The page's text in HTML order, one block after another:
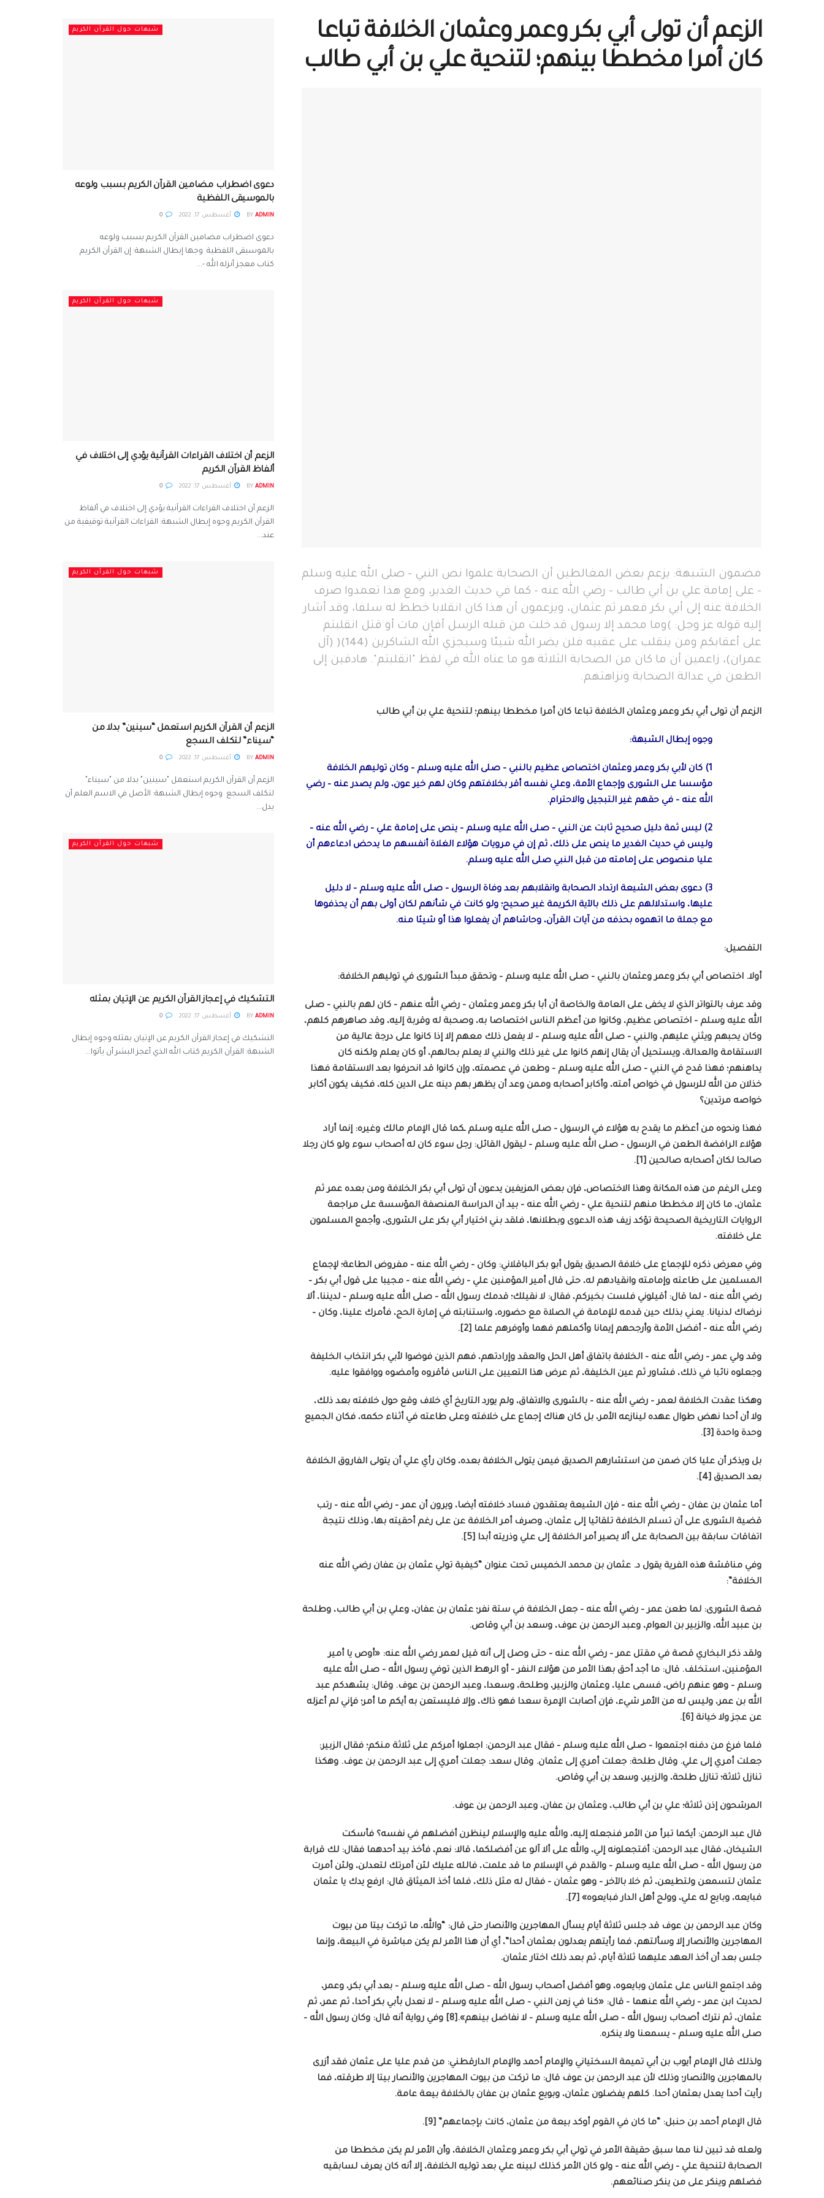
الزعم أن تولى أبي بكر وعمر وعثمان الخلافة تباعا
كان أمرا مخططا بينهم؛ لتنحية علي بن أبي طالب
مضمون الشبهة: يزعم بعض المغالطين أن الصحابة علموا نص النبي - صلى الله عليه وسلم
- على إمامة علي بن أبي طالب - رضي الله عنه - كما في حديث الغدير، ومع هذا تعمدوا صرف
الخلافة عنه إلى أبي بكر فعمر ثم عثمان، ويزعمون أن هذا كان انقلابا خطط له سلفا، وقد أشار
إليه قوله عز وجل: )وما محمد إلا رسول قد خلت من قبله الرسل أفإن مات أو قتل انقلبتم
على أعقابكم ومن ينقلب على عقبيه فلن يضر الله شيئا وسيجزي الله الشاكرين (144)( (آل
عمران)، زاعمين أن ما كان من الصحابة الثلاثة هو ما عناه الله في لفظ "انقلبتم". هادفين إلى
الطعن في عدالة الصحابة ونزاهتهم.
الزعم أن تولى أبي بكر وعمر وعثمان الخلافة تباعا كان أمرا مخططا بينهم؛ لتنحية علي بن أبي طالب
وجوه إبطال الشبهة:
1) كان لأبي بكر وعمر وعثمان اختصاص عظيم بالنبي – صلى الله عليه وسلم – وكان توليهم الخلافة
مؤسسا على الشورى وإجماع الأمة، وعلي نفسه أقر بخلافتهم وكان لهم خير عون، ولم يصدر عنه – رضي
الله عنه – في حقهم غير التبجيل والاحترام.
2) ليس ثمة دليل صحيح ثابت عن النبي – صلى الله عليه وسلم – ينص على إمامة علي – رضي الله عنه –
وليس في حديث الغدير ما ينص على ذلك، ثم إن في مرويات هؤلاء الغلاة أنفسهم ما يدحض ادعاءهم أن
عليا منصوص على إمامته من قبل النبي صلى الله عليه وسلم.
3) دعوى بعض الشيعة ارتداد الصحابة وانقلابهم بعد وفاة الرسول – صلى الله عليه وسلم – لا دليل
عليها، واستدلالهم على ذلك بالآية الكريمة غير صحيح؛ ولو كانت في شأنهم لكان أولى بهم أن يحذفوها
مع جملة ما اتهموه بحذفه من آيات القرآن، وحاشاهم أن يفعلوا هذا أو شيئا منه.
التفصيل:
أولا. اختصاص أبي بكر وعمر وعثمان بالنبي – صلى الله عليه وسلم – وتحقق مبدأ الشورى في توليهم الخلافة:
وقد عرف بالتواتر الذي لا يخفى على العامة والخاصة أن أبا بكر وعمر وعثمان – رضي الله عنهم – كان لهم بالنبي – صلى
الله عليه وسلم – اختصاص عظيم، وكانوا من أعظم الناس اختصاصا به، وصحبة له وقربة إليه، وقد صاهرهم كلهم،
وكان يحبهم ويثني عليهم، والنبي – صلى الله عليه وسلم – لا يفعل ذلك معهم إلا إذا كانوا على درجة عالية من
الاستقامة والعدالة، ويستحيل أن يقال إنهم كانوا على غير ذلك والنبي لا يعلم بحالهم، أو كان يعلم ولكنه كان
يداهنهم؛ فهذا قدح في النبي – صلى الله عليه وسلم – وطعن في عصمته، وإن كانوا قد انحرفوا بعد الاستقامة فهذا
خذلان من الله للرسول في خواص أمته، وأكابر أصحابه وممن وعد أن يظهر بهم دينه على الدين كله، فكيف يكون أكابر
خواصه مرتدين؟
فهذا ونحوه من أعظم ما يقدح به هؤلاء في الرسول – صلى الله عليه وسلم ـكما قال الإمام مالك وغيره: إنما أراد
هؤلاء الرافضة الطعن في الرسول – صلى الله عليه وسلم – ليقول القائل: رجل سوء كان له أصحاب سوء ولو كان رجلا
صالحا لكان أصحابه صالحين [1].
وعلى الرغم من هذه المكانة وهذا الاختصاص، فإن بعض المزيفين يدعون أن تولى أبي بكر الخلافة ومن بعده عمر ثم
عثمان، ما كان إلا مخططا منهم لتنحية علي – رضي الله عنه – بيد أن الدراسة المنصفة المؤسسة على مراجعة
الروايات التاريخية الصحيحة تؤكد زيف هذه الدعوى وبطلانها، فلقد بني اختيار أبي بكر على الشورى، وأجمع المسلمون
على خلافته.
وفي معرض ذكره للإجماع على خلافة الصديق يقول أبو بكر الباقلاني: وكان – رضي الله عنه – مفروض الطاعة؛ لإجماع
المسلمين على طاعته وإمامته وانقيادهم له، حتى قال أمير المؤمنين علي – رضي الله عنه – مجيبا على قول أبي بكر –
رضي الله عنه – لما قال: أقيلوني فلست بخيركم، فقال: لا نقيلك؛ قدمك رسول الله – صلى الله عليه وسلم – لديننا، ألا
نرضاك لدنيانا. يعني بذلك حين قدمه للإمامة في الصلاة مع حضوره، واستنابته في إمارة الحج، فأمرك علينا، وكان –
رضي الله عنه – أفضل الأمة وأرجحهم إيمانا وأكملهم فهما وأوفرهم علما [2].
وقد ولي عمر – رضي الله عنه – الخلافة باتفاق أهل الحل والعقد وإرادتهم، فهم الذين فوضوا لأبي بكر انتخاب الخليفة
وجعلوه نائبا في ذلك، فشاور ثم عين الخليفة، ثم عرض هذا التعيين على الناس فأقروه وأمضوه ووافقوا عليه.
وهكذا عقدت الخلافة لعمر – رضي الله عنه – بالشورى والاتفاق، ولم يورد التاريخ أي خلاف وقع حول خلافته بعد ذلك،
ولا أن أحدا نهض طوال عهده لينازعه الأمر، بل كان هناك إجماع على خلافته وعلى طاعته في أثناء حكمه، فكان الجميع
وحدة واحدة [3].
بل ويذكر أن عليا كان ضمن من استشارهم الصديق فيمن يتولى الخلافة بعده، وكان رأي علي أن يتولى الفاروق الخلافة
بعد الصديق [4].
أما عثمان بن عفان – رضي الله عنه – فإن الشيعة يعتقدون فساد خلافته أيضا، ويرون أن عمر – رضي الله عنه – رتب
قضية الشورى على أن تسلم الخلافة تلقائيا إلى عثمان، وصرف أمر الخلافة عن على رغم أحقيته بها، وذلك نتيجة
اتفاقات سابقة بين الصحابة على ألا يصير أمر الخلافة إلى علي وذريته أبدا [5].
وفي مناقشة هذه الفرية يقول د. عثمان بن محمد الخميس تحت عنوان “كيفية تولي عثمان بن عفان رضي الله عنه
الخلافة”:
قصة الشورى: لما طعن عمر – رضي الله عنه – جعل الخلافة في ستة نفر؛ عثمان بن عفان، وعلي بن أبي طالب، وطلحة
بن عبيد الله، والزبير بن العوام، وعبد الرحمن بن عوف، وسعد بن أبي وقاص.
ولقد ذكر البخاري قصة في مقتل عمر – رضي الله عنه – حتى وصل إلى أنه قيل لعمر رضي الله عنه: «أوص يا أمير
المؤمنين، استخلف. قال: ما أجد أحق بهذا الأمر من هؤلاء النفر – أو الرهط الذين توفي رسول الله – صلى الله عليه
وسلم – وهو عنهم راض، فسمى عليا، وعثمان والزبير، وطلحة، وسعدا، وعبد الرحمن بن عوف. وقال: يشهدكم عبد
الله بن عمر، وليس له من الأمر شيء، فإن أصابت الإمرة سعدا فهو ذاك، وإلا فليستعن به أيكم ما أمر؛ فإني لم أعزله
عن عجز ولا خيانة [6].
فلما فرغ من دفنه اجتمعوا – صلى الله عليه وسلم – فقال عبد الرحمن: اجعلوا أمركم على ثلاثة منكم؛ فقال الزبير:
جعلت أمري إلى علي. وقال طلحة: جعلت أمري إلى عثمان. وقال سعد: جعلت أمري إلى عبد الرحمن بن عوف. وهكذا
تنازل ثلاثة؛ تنازل طلحة، والزبير، وسعد بن أبي وقاص.
المرشحون إذن ثلاثة؛ علي بن أبي طالب، وعثمان بن عفان، وعبد الرحمن بن عوف.
قال عبد الرحمن: أيكما تبرأ من الأمر فنجعله إليه، والله عليه والإسلام لينظرن أفضلهم في نفسه؟ فأسكت
الشيخان، فقال عبد الرحمن: أفتجعلونه إلي، والله على ألا آلو عن أفضلكما، قالا: نعم، فأخذ بيد أحدهما فقال: لك قرابة
من رسول الله – صلى الله عليه وسلم – والقدم في الإسلام ما قد علمت، فالله عليك لئن أمرتك لتعدلن، ولئن أمرت
عثمان لتسمعن ولتطيعن، ثم خلا بالآخر – وهو عثمان – فقال له مثل ذلك، فلما أخذ الميثاق قال: ارفع يدك يا عثمان
فبايعه، وبايع له علي، وولج أهل الدار فبايعوه» [7].
وكان عبد الرحمن بن عوف قد جلس ثلاثة أيام يسأل المهاجرين والأنصار حتى قال: “والله، ما تركت بيتا من بيوت
المهاجرين والأنصار إلا وسألتهم، فما رأيتهم يعدلون بعثمان أحدا”، أي أن هذا الأمر لم يكن مباشرة في البيعة، وإنما
جلس بعد أن أخذ العهد عليهما ثلاثة أيام، ثم بعد ذلك اختار عثمان.
وقد اجتمع الناس على عثمان وبايعوه، وهو أفضل أصحاب رسول الله – صلى الله عليه وسلم – بعد أبي بكر، وعمر،
لحديث ابن عمر – رضي الله عنهما – قال: «كنا في زمن النبي – صلى الله عليه وسلم – لا نعدل بأبي بكر أحدا، ثم عمر، ثم
عثمان، ثم نترك أصحاب رسول الله – صلى الله عليه وسلم – لا نفاضل بينهم».[8] وفي رواية أنه قال: وكان رسول الله –
صلى الله عليه وسلم – يسمعنا ولا ينكره.
ولذلك قال الإمام أيوب بن أبي تميمة السختياني والإمام أحمد والإمام الدارقطني: من قدم عليا على عثمان فقد أزرى
بالمهاجرين والأنصار؛ وذلك لأن عبد الرحمن بن عوف قال: ما تركت من بيوت المهاجرين والأنصار بيتا إلا طرقته، فما
رأيت أحدا يعدل بعثمان أحدا. كلهم يفضلون عثمان، وبويع عثمان بن عفان بالخلافة بيعة عامة.
قال الإمام أحمد بن حنبل: “ما كان في القوم أوكد بيعة من عثمان، كانت بإجماعهم” [9].
ولعله قد تبين لنا مما سبق حقيقة الأمر في تولي أبي بكر وعمر وعثمان الخلافة، وأن الأمر لم يكن مخططا من
الصحابة لتنحية علي – رضي الله عنه – ولو كان الأمر كذلك لبينه علي بعد توليه الخلافة، إلا أنه كان يعرف لسابقيه
فضلهم وينكر على من ينكر صنائعهم.
شبهات حول القرآن الكريم
دعوى اضطراب مضامين القرآن الكريم بسبب ولوعه
بالموسيقى اللفظية
BY ADMIN أغسطس 17, 2022 0
دعوى اضطراب مضامين القرآن الكريم بسبب ولوعه
بالموسيقى اللفظية وجها إبطال الشبهة: إن القرآن الكريم
كتاب معجز أنزله الله -...
شبهات حول القرآن الكريم
الزعم أن اختلاف القراءات القرآنية يؤدي إلى اختلاف في
ألفاظ القرآن الكريم
BY ADMIN أغسطس 17, 2022 0
الزعم أن اختلاف القراءات القرآنية يؤدي إلى اختلاف في ألفاظ
القرآن الكريم وجوه إبطال الشبهة: القراءات القرآنية توقيفية من
عند...
شبهات حول القرآن الكريم
الزعم أن القرآن الكريم استعمل “سينين” بدلا من
“سيناء” لتكلف السجع
BY ADMIN أغسطس 17, 2022 0
الزعم أن القرآن الكريم استعمل "سينين" بدلا من "سيناء"
لتكلف السجع وجوه إبطال الشبهة: الأصل في الاسم العلم أن
يدل...
شبهات حول القرآن الكريم
التشكيك في إعجاز القرآن الكريم عن الإتيان بمثله
BY ADMIN أغسطس 17, 2022 0
التشكيك في إعجاز القرآن الكريم عن الإتيان بمثله وجوه إبطال
الشبهة: القرآن الكريم كتاب الله الذي أعجز البشر أن يأتوا...